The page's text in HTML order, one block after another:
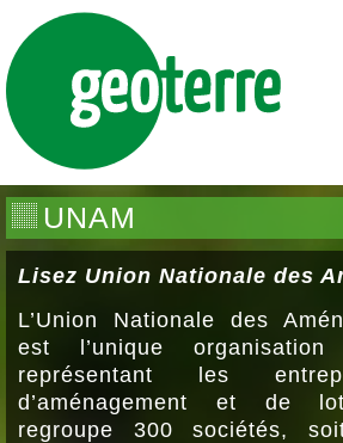
ENSEMBLE,
UNAM
Lisez Union Nationale des
L’Union Nationale des
est l’unique organisation
représentant les
d’aménagement et de
regroupe 300 sociétés,